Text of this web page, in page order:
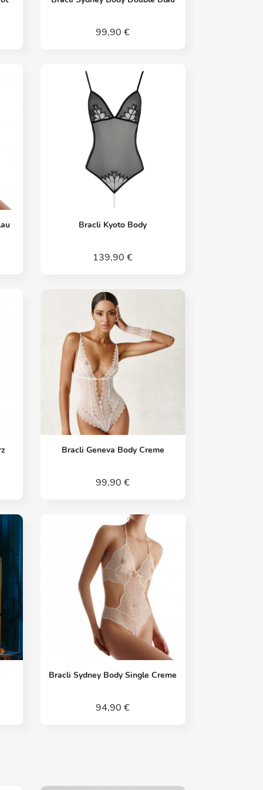
99,90 €
Vorschau
Bracli Kyoto Body
139,90 €
Vorschau
Bracli Geneva Body Creme
99,90 €
Vorschau
Bracli Sydney Body Single Creme
94,90 €